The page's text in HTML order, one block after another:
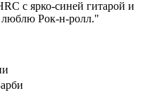
с ярко-синей гитарой и
Рок-н-ролл."